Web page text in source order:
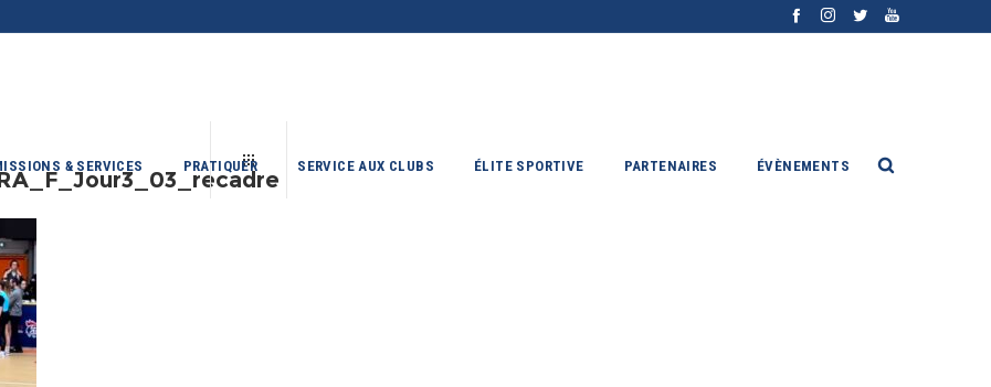
& SERVICES PRATIQUER SERVICE AUX CLUBS ÉLITE SPORTIVE PARTENAIRES ÉVÈNEMENTS